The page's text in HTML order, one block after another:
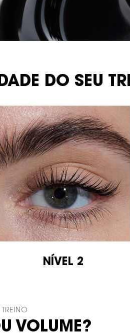
DO SEU
NÍVEL 2
VOLUME?